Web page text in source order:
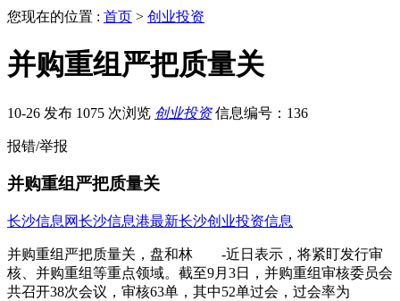
您现在的位置 : 首页 > 创业投资
并购重组严把质量关
10-26 发布 1075 次浏览 创业投资 信息编号：136
报错/举报
并购重组严把质量关
长沙信息网长沙信息港最新长沙创业投资信息
并购重组严把质量关，盘和林 -近日表示，将紧盯发行审
核、并购重组等重点领域。截至9月3日，并购重组审核委员会
共召开38次会议，审核63单，其中52单过会，过会率为